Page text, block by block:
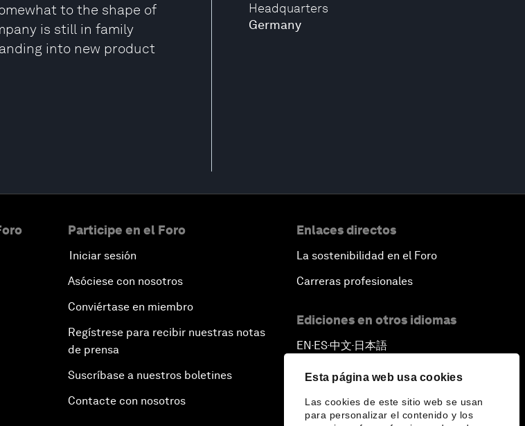
Esta página web usa cookies
Las cookies de este sitio web se usan
para personalizar el contenido y los
Headquarters
Germany
to the shape of
is still in family
into new product
Participe en el Foro
Iniciar sesión
Asóciese con nosotros
Conviértase en miembro
Regístrese para recibir nuestras notas
de prensa
Suscríbase a nuestros boletines
Contacte con nosotros
Enlaces directos
La sostenibilidad en el Foro
Carreras profesionales
Ediciones en otros idiomas
EN ▪ES▪中文▪ 日本語